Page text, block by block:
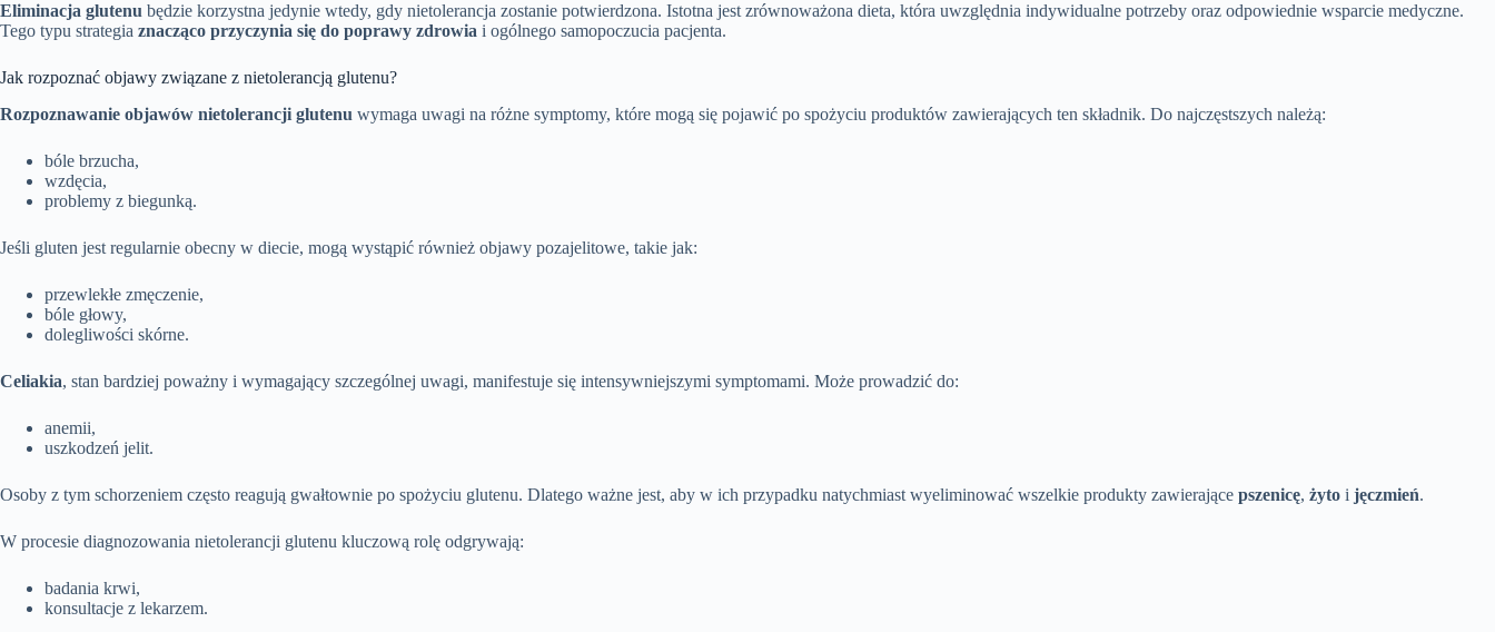
Eliminacja glutenu będzie korzystna jedynie wtedy, gdy nietolerancja zostanie potwierdzona. Istotna jest zrównoważona dieta, która uwzględnia indywidualne potrzeby oraz odpowiednie wsparcie medyczne.
Tego typu strategia znacząco przyczynia się do poprawy zdrowia i ogólnego samopoczucia pacjenta.
Jak rozpoznać objawy związane z nietolerancją glutenu?
Rozpoznawanie objawów nietolerancji glutenu wymaga uwagi na różne symptomy, które mogą się pojawić po spożyciu produktów zawierających ten składnik. Do najczęstszych należą:
bóle brzucha,
wzdęcia,
problemy z biegunką.
Jeśli gluten jest regularnie obecny w diecie, mogą wystąpić również objawy pozajelitowe, takie jak:
przewlekłe zmęczenie,
bóle głowy,
dolegliwości skórne.
Celiakia, stan bardziej poważny i wymagający szczególnej uwagi, manifestuje się intensywniejszymi symptomami. Może prowadzić do:
anemii,
uszkodzeń jelit.
Osoby z tym schorzeniem często reagują gwałtownie po spożyciu glutenu. Dlatego ważne jest, aby w ich przypadku natychmiast wyeliminować wszelkie produkty zawierające pszenicę, żyto i jęczmień.
W procesie diagnozowania nietolerancji glutenu kluczową rolę odgrywają:
badania krwi,
konsultacje z lekarzem.